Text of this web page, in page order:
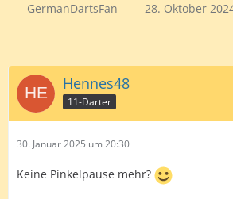
GermanDartsFan 28. Oktober
Hennes48
11-Darter
30. Januar 2025 um 20:30
Keine Pinkelpause mehr?